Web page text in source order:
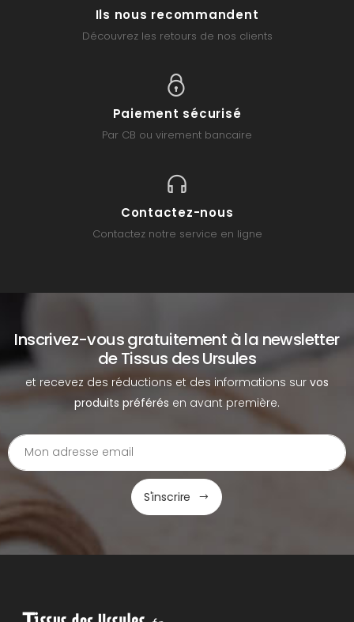
Ils nous recommandent
Découvrez les retours de nos clients
Paiement sécurisé
Par CB ou virement bancaire
Contactez-nous
Contactez notre service en ligne
Inscrivez-vous gratuitement à la newsletter
de Tissus des Ursules
et recevez des réductions et des informations sur vos
produits préférés en avant première.
S'inscrire